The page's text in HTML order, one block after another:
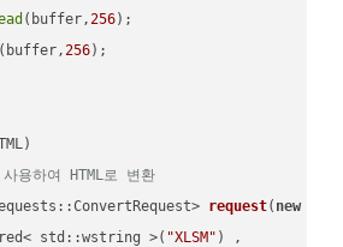
(buffer,256);
(buffer,256);
하여 HTML로 변환
request( new
std::wstring >(
"XLSM" ) ,